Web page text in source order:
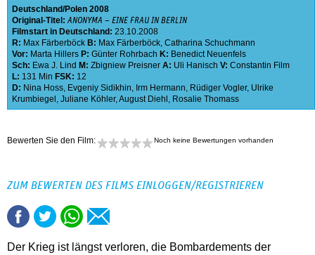
Deutschland Polen 2008
Original-Titel:ANONYMA – EINE FRAU IN BERLIN
Filmstart in Deutschland: 23.10.2008
R: Max Färberböck B: Max Färberböck, Catharina Schuchmann
Vor: Marta Hillers P: Günter Rohrbach K: Benedict Neuenfels
Sch: Ewa J. Lind M: Zbigniew Preisner A: Uli Hanisch V: Constantin Film
L: 131 Min FSK: 12
D: Nina Hoss, Evgeniy Sidikhin, Irm Hermann, Rüdiger Vogler, Ulrike
Krumbiegel , Juliane Köhler,August Diehl , Rosalie Thomass
Bewerten Sie den Film: Noch keine Bewertungen vorhanden
ZUM BEWERTEN DES FILMS EINLOGGEN/REGISTRIEREN
Der Krieg ist längst verloren, die Bombardements der